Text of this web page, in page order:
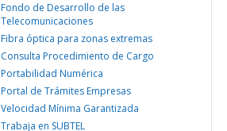
Fondo de Desarrollo de las
Telecomunicaciones
Fibra óptica para zonas extremas
Consulta Procedimiento de Cargo
Portabilidad Numérica
Portal de Trámites Empresas
Velocidad Mínima Garantizada
Trabaja en SUBTEL